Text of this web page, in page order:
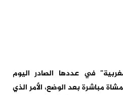
في عددها الصادر اليوم
مباشرة بعد الوضع، الأمر الذي